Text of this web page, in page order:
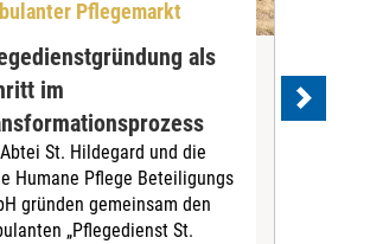
Pflegemarkt
als
im
St. Hildegard und die
Humane Pflege Beteiligungs
gründen gemeinsam den
„Pflegedienst St.